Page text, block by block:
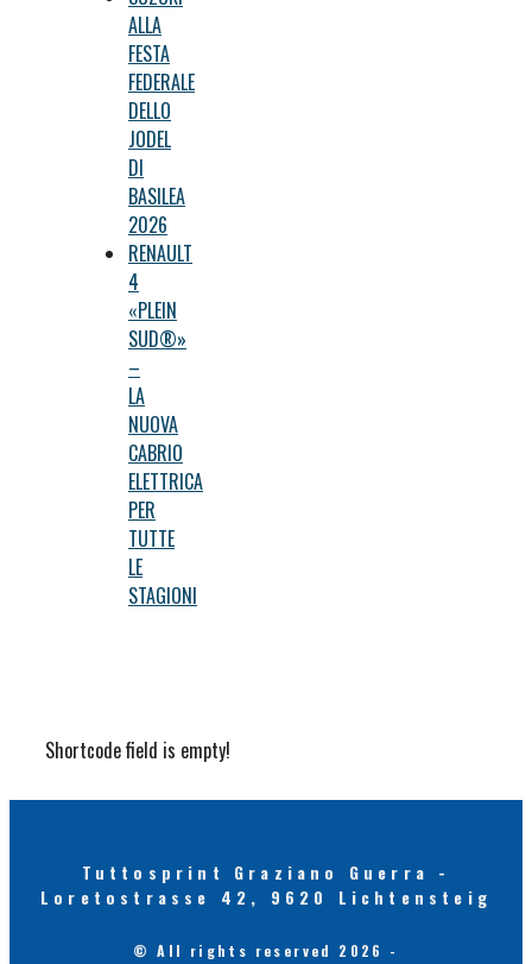
ALLA
FESTA
FEDERALE
DELLO
JODEL
DI
BASILEA
2026
RENAULT
4
«PLEIN
SUD®»
–
LA
NUOVA
CABRIO
ELETTRICA
PER
TUTTE
LE
STAGIONI
Shortcode field is empty!
Tuttosprint Graziano Guerra -
Loretostrasse 42, 9620 Lichtensteig
© All rights reserved 2026 -